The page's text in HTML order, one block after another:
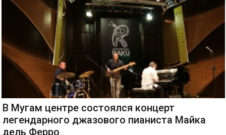
В Мугам центре состоялся концерт
легендарного джазового пианиста Майка
дель Ферро